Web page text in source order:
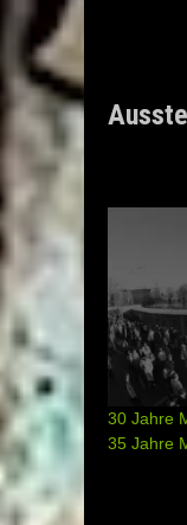
30 Jahre
35 Jahre